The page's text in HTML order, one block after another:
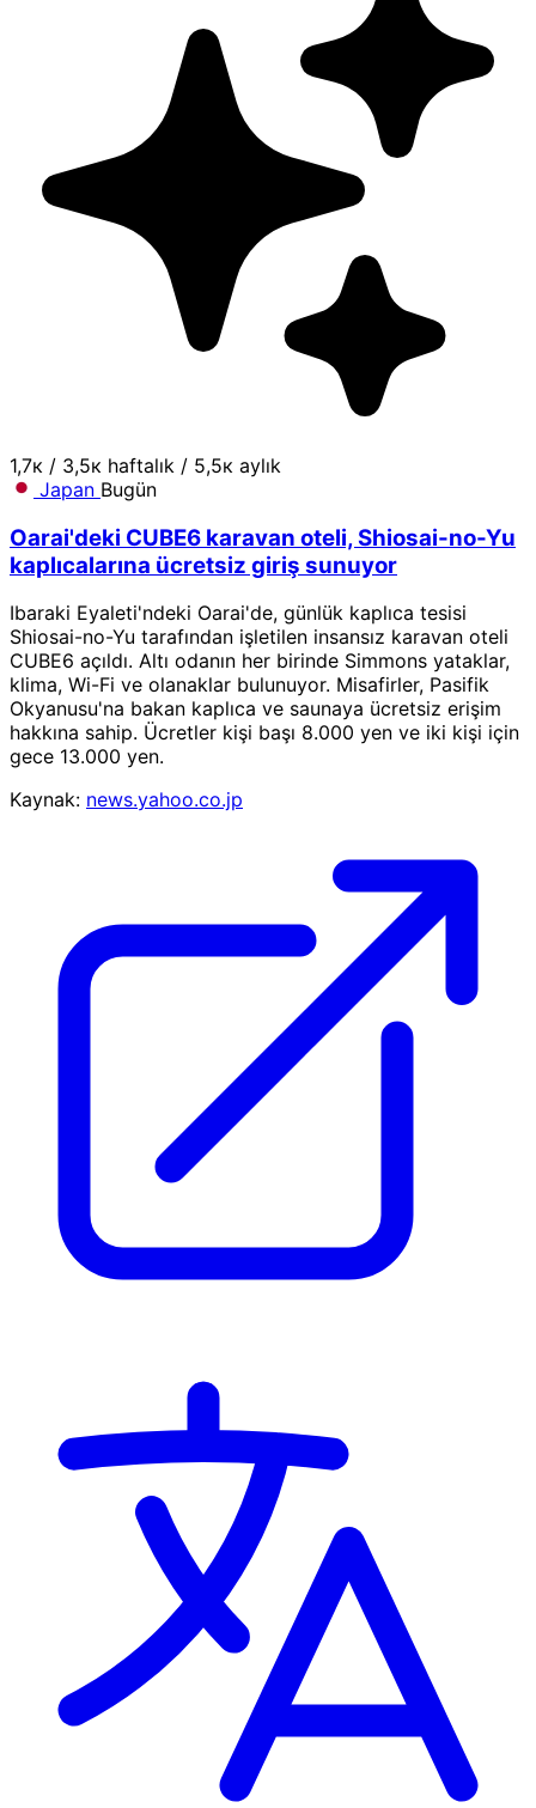
1,7к / 3,5к haftalık / 5,5к aylık
Japan Bugün
Oarai'deki CUBE6 karavan oteli, Shiosai-no-Yu
kaplıcalarına ücretsiz giriş sunuyor
Ibaraki Eyaleti'ndeki Oarai'de, günlük kaplıca tesisi
Shiosai-no-Yu tarafından işletilen insansız karavan oteli
CUBE6 açıldı. Altı odanın her birinde Simmons yataklar,
klima, Wi-Fi ve olanaklar bulunuyor. Misafirler, Pasifik
Okyanusu'na bakan kaplıca ve saunaya ücretsiz erişim
hakkına sahip. Ücretler kişi başı 8.000 yen ve iki kişi için
gece 13.000 yen.
Kaynak: news.yahoo.co.jp